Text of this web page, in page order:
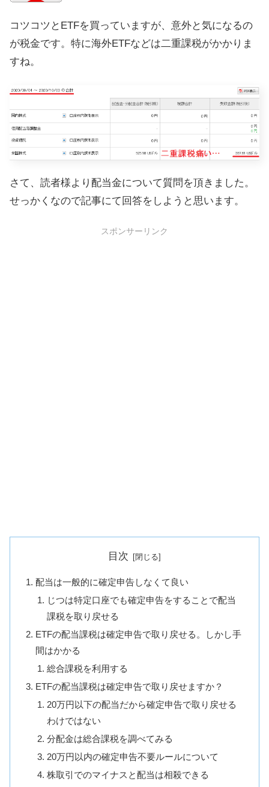
コツコツとETFを買っていますが、意外と気になるの
が税金です。特に海外ETFなどは二重課税がかかりま
すね。
さて、読者様より配当金について質問を頂きました。
せっかくなので記事にて回答をしようと思います。
スポンサーリンク
目次
配当は一般的に確定申告しなくて良い
じつは特定口座でも確定申告をすることで配当
課税を取り戻せる
ETFの配当課税は確定申告で取り戻せる。しかし手
間はかかる
総合課税を利用する
ETFの配当課税は確定申告で取り戻せますか？
20万円以下の配当だから確定申告で取り戻せる
わけではない
分配金は総合課税を調べてみる
20万円以内の確定申告不要ルールについて
株取引でのマイナスと配当は相殺できる